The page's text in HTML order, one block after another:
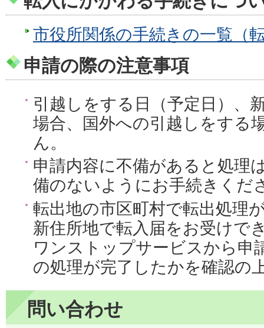
市役所関係の手続きの一覧（
申請の際の注意事項
引越しをする日（予定日）、
場合、国外への引越しをする
ん。
申請内容に不備があると処理
備のないようにお手続きくだ
転出地の市区町村で転出処理
新住所地で転入届をお受けで
ワンストップサービスから申
の処理が完了したかを確認の
問い合わせ